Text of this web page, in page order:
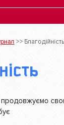
>> Благодійність